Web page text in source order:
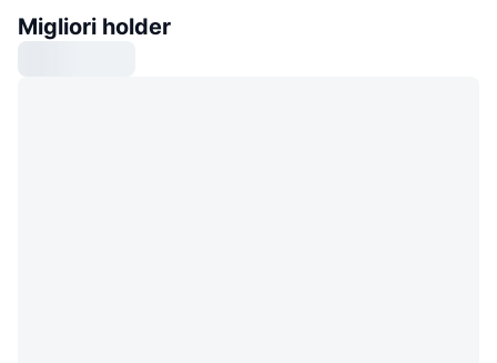
Migliori holder